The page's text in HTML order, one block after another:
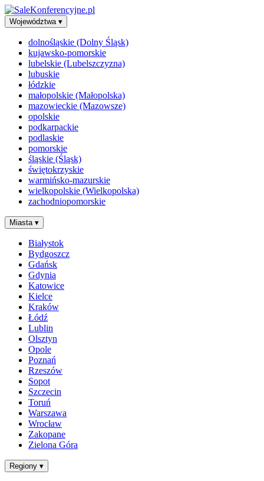
Województwa ▾
dolnośląskie (Dolny Śląsk)
kujawsko-pomorskie
lubelskie (Lubelszczyzna)
lubuskie
łódzkie
małopolskie (Małopolska)
mazowieckie (Mazowsze)
opolskie
podkarpackie
podlaskie
pomorskie
śląskie (Śląsk)
świętokrzyskie
warmińsko-mazurskie
wielkopolskie (Wielkopolska)
zachodniopomorskie
Miasta ▾
Białystok
Bydgoszcz
Gdańsk
Gdynia
Katowice
Kielce
Kraków
Łódź
Lublin
Olsztyn
Opole
Poznań
Rzeszów
Sopot
Szczecin
Toruń
Warszawa
Wrocław
Zakopane
Zielona Góra
Regiony ▾